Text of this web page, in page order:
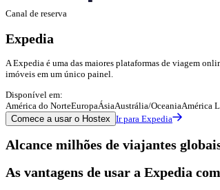
Canal de reserva
Expedia
A Expedia é uma das maiores plataformas de viagem
imóveis em um único painel.
Disponível em:
América do NorteEuropaÁsiaAustrália/OceaniaAmérica
Comece a usar o Hostex Ir para Expedia
Alcance milhões de viajantes
As vantagens de usar a Expedia